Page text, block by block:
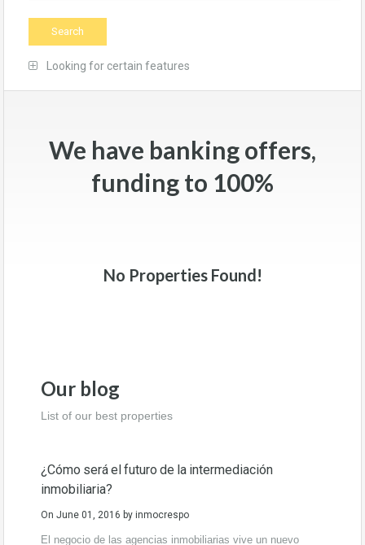
Looking for certain features
We have banking offers,
funding to 100%
No Properties Found!
Our blog
List of our best properties
¿Cómo será el futuro de la intermediación
inmobiliaria?
On June 01, 2016 by inmocrespo
El negocio de las agencias inmobiliarias vive un nuevo